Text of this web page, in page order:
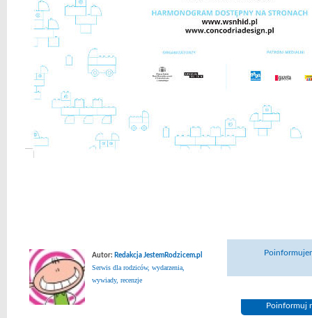
Autor: Redakcja JestemRodzicem.pl
Serwis dla rodziców, wydarzenia,
wywiady, recenzje
Poinformuj